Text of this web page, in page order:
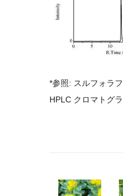
*参照: スルフォラ
HPLC クロマトグラ